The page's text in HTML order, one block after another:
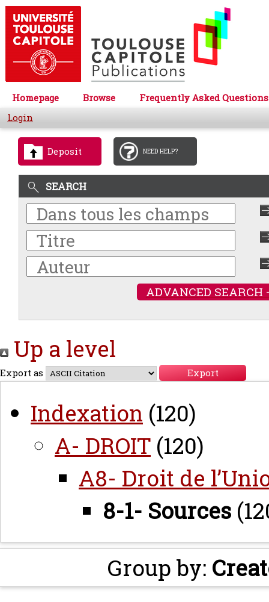
Homepage Browse
Frequently Asked Questions
Login
Deposit NEED HELP?
SEARCH
ADVANCED SEARCH
Up a level
Export as
Indexation (120)
A- DROIT (120)
A8- Droit de
8-1- Sources
Group by: